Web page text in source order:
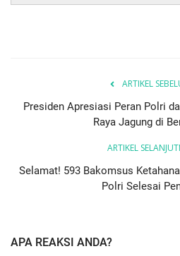
ARTIKEL
Presiden Apresiasi Peran Polri
Raya Jagung di
ARTIKEL
Selamat! 593 Bakomsus
Polri Selesai
APA REAKSI ANDA?